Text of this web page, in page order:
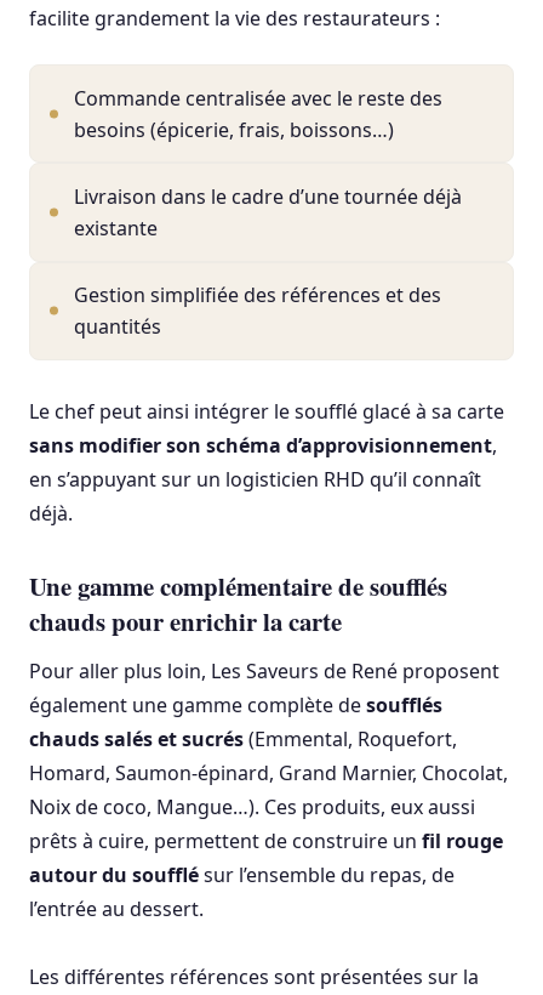
facilite grandement la vie des restaurateurs :
Commande centralisée avec le reste des
besoins (épicerie, frais, boissons…)
Livraison dans le cadre d’une tournée déjà
existante
Gestion simplifiée des références et des
quantités
Le chef peut ainsi intégrer le soufflé glacé à sa carte
sans modifier son schéma d’approvisionnement,
en s’appuyant sur un logisticien RHD qu’il connaît
déjà.
Une gamme complémentaire de soufflés
chauds pour enrichir la carte
Pour aller plus loin, Les Saveurs de René proposent
également une gamme complète desoufflés
chauds salés et sucrés(Emmental, Roquefort,
Homard, Saumon-épinard, Grand Marnier, Chocolat,
Noix de coco, Mangue…). Ces produits, eux aussi
prêts à cuire, permettent de construire un fil rouge
autour du soufflésur l’ensemble du repas, de
l’entrée au dessert.
Les différentes références sont présentées sur la